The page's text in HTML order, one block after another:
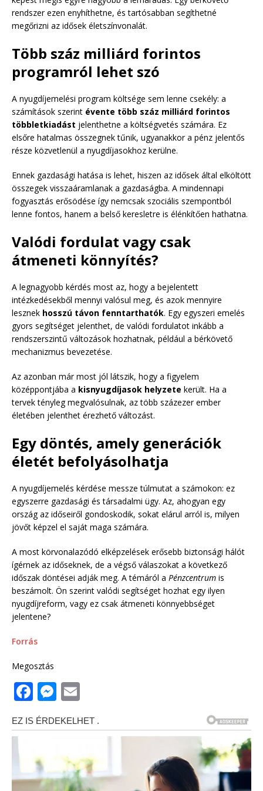
rendszer ezen enyhíthetne, és tartósabban segíthetné
megőrizni az idősek életszínvonalát.
Több száz milliárd forintos
programról lehet szó
A nyugdíjemelési program költsége sem lenne csekély: a
számítások szerint évente több száz milliárd forintos
többletkiadást jelenthetne a költségvetés számára. Ez
elsőre hatalmas összegnek tűnik, ugyanakkor a pénz jelentős
része közvetlenül a nyugdíjasokhoz kerülne.
Ennek gazdasági hatása is lehet, hiszen az idősek által elköltött
összegek visszaáramlanak a gazdaságba. A mindennapi
fogyasztás erősödése így nemcsak szociális szempontból
lenne fontos, hanem a belső keresletre is élénkítően hathatna.
Valódi fordulat vagy csak
átmeneti könnyítés?
A legnagyobb kérdés most az, hogy a bejelentett
intézkedésekből mennyi valósul meg, és azok mennyire
lesznek hosszú távon fenntarthatók. Egy egyszeri emelés
gyors segítséget jelenthet, de valódi fordulatot inkább a
rendszerszintű változások hozhatnak, például a bérkövető
mechanizmus bevezetése.
Az azonban már most jól látszik, hogy a figyelem
középpontjába a kisnyugdíjasok helyzete került. Ha a
tervek tényleg megvalósulnak, az több százezer ember
életében jelenthet érezhető változást.
Egy döntés, amely generációk
életét befolyásolhatja
A nyugdíjemelés kérdése messze túlmutat a számokon: ez
egyszerre gazdasági és társadalmi ügy. Az, ahogyan egy
ország az időseiről gondoskodik, sokat elárul arról is, milyen
jövőt képzel el saját maga számára.
A most körvonalazódó elképzelések erősebb biztonsági hálót
ígérnek az időseknek, de a végső válaszokat a következő
időszak döntései adják meg. A témáról a Pénzcentrum is
beszámolt. Ön szerint valódi segítséget hozhat egy ilyen
nyugdíjreform, vagy ez csak átmeneti könnyebbséget
jelentene?
Forrás
Megosztás
F
a
c
b
o
M
ss
n
g
ai